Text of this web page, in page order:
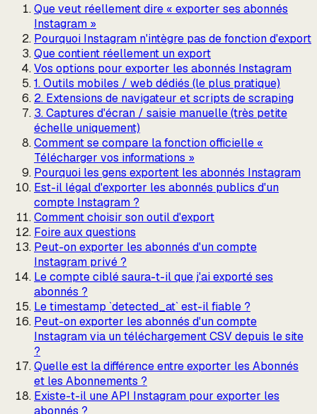
Que veut réellement dire « exporter ses abonnés
Instagram »
Pourquoi Instagram n'intègre pas de fonction d'export
Que contient réellement un export
Vos options pour exporter les abonnés Instagram
1. Outils mobiles / web dédiés (le plus pratique)
2. Extensions de navigateur et scripts de scraping
3. Captures d'écran / saisie manuelle (très petite
échelle uniquement)
Comment se compare la fonction officielle «
Télécharger vos informations »
Pourquoi les gens exportent les abonnés Instagram
Est-il légal d'exporter les abonnés publics d'un
compte Instagram ?
Comment choisir son outil d'export
Foire aux questions
Peut-on exporter les abonnés d'un compte
Instagram privé ?
Le compte ciblé saura-t-il que j'ai exporté ses
abonnés ?
Le timestamp `detected_at` est-il fiable ?
Peut-on exporter les abonnés d'un compte
Instagram via un téléchargement CSV depuis le site
?
Quelle est la différence entre exporter les Abonnés
et les Abonnements ?
Existe-t-il une API Instagram pour exporter les
abonnés ?